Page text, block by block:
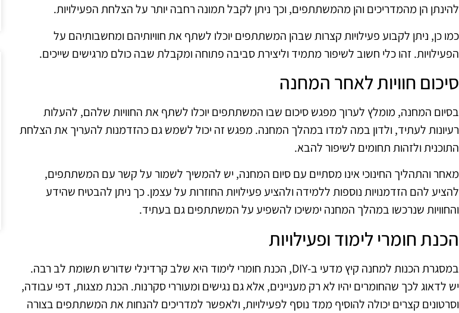
להינתן הן מהמדריכים והן מהמשתתפים, וכך ניתן לקבל תמונה רחבה יותר על הצלחת הפעילויות.
כמו כן, ניתן לקבוע פעילויות קצרות שבהן המשתתפים יוכלו לשתף את חוויותיהם ומחשבותיהם על
הפעילויות. זהו כלי חשוב לשיפור מתמיד וליצירת סביבה פתוחה ומקבלת שבה כולם מרגישים שייכים.
סיכום חוויות לאחר המחנה
בסיום המחנה, מומלץ לערוך מפגש סיכום שבו המשתתפים יוכלו לשתף את החוויות שלהם, להעלות
רעיונות לעתיד, ולדון במה למדו במהלך המחנה. מפגש זה יכול לשמש גם כהזדמנות להעריך את הצלחת
התוכנית ולזהות תחומים לשיפור להבא.
מאחר והתהליך החינוכי אינו מסתיים עם סיום המחנה, יש להמשיך לשמור על קשר עם המשתתפים,
להציע להם הזדמנויות נוספות ללמידה ולהציע פעילויות החוזרות על עצמן. כך ניתן להבטיח שהידע
והחוויות שנרכשו במהלך המחנה ימשיכו להשפיע על המשתתפים גם בעתיד.
הכנת חומרי לימוד ופעילויות
במסגרת הכנות למחנה קיץ מדעי ב‑DIY, הכנת חומרי לימוד היא שלב קרדינלי שדורש תשומת לב רבה.
יש לדאוג לכך שהחומרים יהיו לא רק מעניינים, אלא גם נגישים ומעוררי סקרנות. הכנת מצגות, דפי עבודה,
וסרטונים קצרים יכולה להוסיף ממד נוסף לפעילויות, ולאפשר למדריכים להנחות את המשתתפים בצורה